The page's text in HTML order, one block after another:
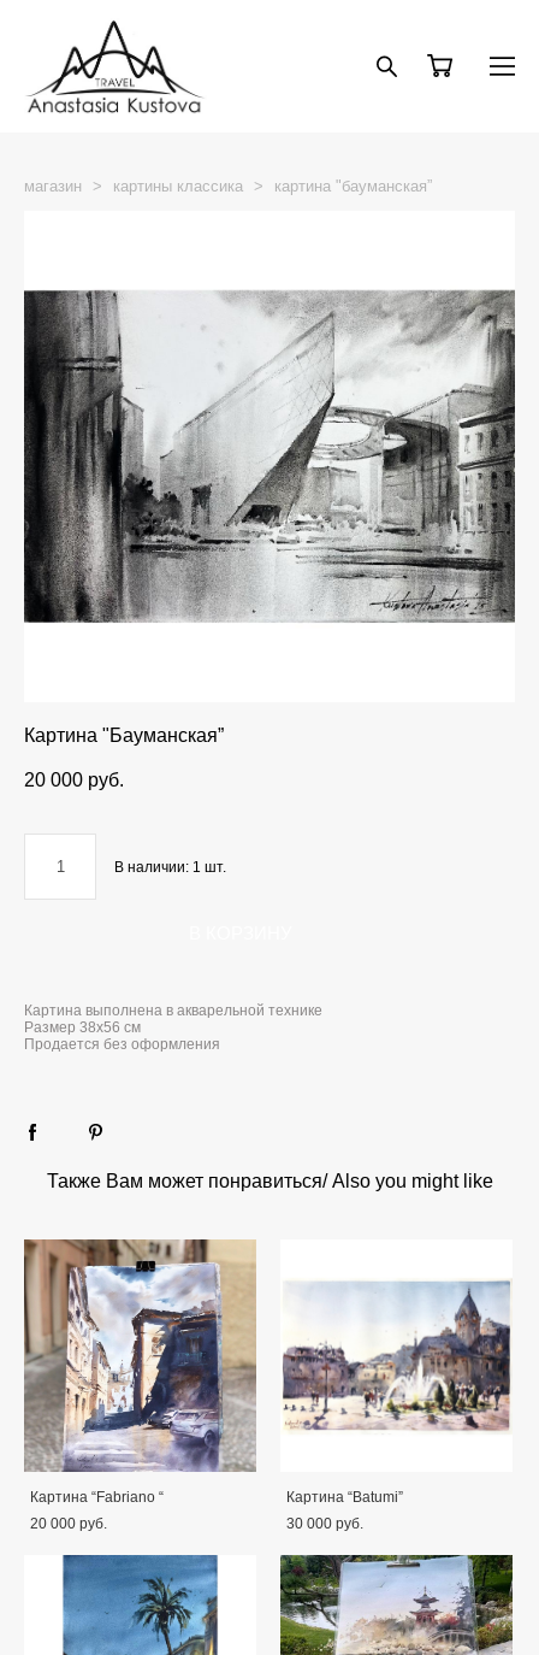
магазин > картины классика > картина "бауманская”
Картина "Бауманская”
20 000 pуб.
В наличии: 1 шт.
Картина выполнена в акварельной технике
Размер 38x56 см
Продается без оформления
Также Вам может понравиться/ Also you might like
Картина “Fabriano “
20 000 pуб.
Картина “Batumi”
30 000 pуб.